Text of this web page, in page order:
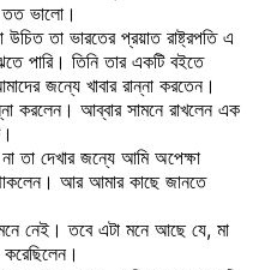
তত ভালো।
উচিত তা ভারতের প্রয়াত রাষ্ট্রপতি এ
পারি। তিনি তার একটি বইতে
জন্যে খাবার রান্না করতেন।
করলেন। আব্বার সামনে রাখলেন এক
তা দেখার জন্যে আমি অপেক্ষা
আর আমার কাছে জানতে
নেই। তবে এটা মনে আছে যে, মা